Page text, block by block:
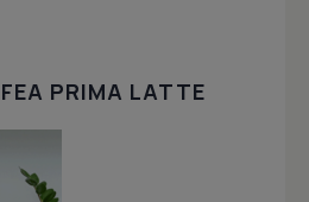
PRIMA LATTE